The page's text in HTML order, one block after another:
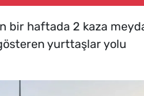
bir haftada 2 kaza
yurttaşlar yolu